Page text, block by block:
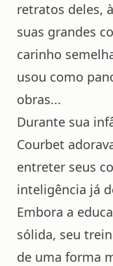
retratos deles,
suas grandes
carinho
usou como
obras...
Durante sua
Courbet
entreter seus
inteligência já
Embora a
sólida, seu
de uma forma